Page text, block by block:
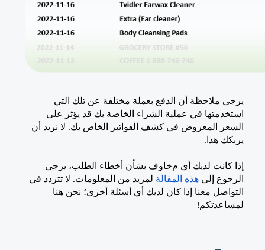
يرجى ملاحظة أن الدفع بعملة مختلفة عن تلك التي
استخدمتها في عملية الشراء الخاصة بك قد يؤثر على
السعر المعروض في كشف الفواتير الخاص بك. لا نريد أن
يربكك هذا.
إذا كانت لديك أي مخاوف بشأن أخطاء الطلب، يرجى
الرجوع إلى هذه المقالة لمزيد من المعلومات. لا تتردد في
التواصل معنا إذا كان لديك أي أسئلة أخرى؛ نحن هنا
لمساعدتكم!